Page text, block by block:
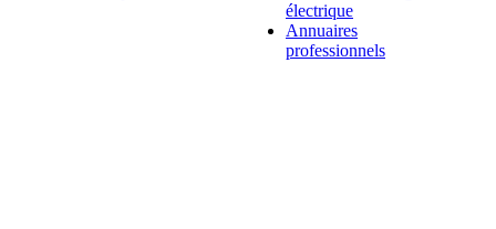
électrique
Annuaires
professionnels